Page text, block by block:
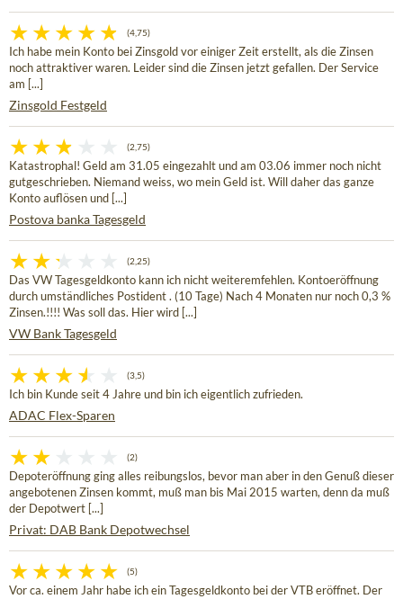
(4,75)
Ich habe mein Konto bei Zinsgold vor einiger Zeit erstellt, als die Zinsen
noch attraktiver waren. Leider sind die Zinsen jetzt gefallen. Der Service
am [...]
Zinsgold Festgeld
(2,75)
Katastrophal! Geld am 31.05 eingezahlt und am 03.06 immer noch nicht
gutgeschrieben. Niemand weiss, wo mein Geld ist. Will daher das ganze
Konto auflösen und [...]
Postova banka Tagesgeld
(2,25)
Das VW Tagesgeldkonto kann ich nicht weiteremfehlen. Kontoeröffnung
durch umständliches Postident . (10 Tage) Nach 4 Monaten nur noch 0,3 %
Zinsen.!!!! Was soll das. Hier wird [...]
VW Bank Tagesgeld
(3,5)
Ich bin Kunde seit 4 Jahre und bin ich eigentlich zufrieden.
ADAC Flex-Sparen
(2)
Depoteröffnung ging alles reibungslos, bevor man aber in den Genuß dieser
angebotenen Zinsen kommt, muß man bis Mai 2015 warten, denn da muß
der Depotwert [...]
Privat: DAB Bank Depotwechsel
(5)
Vor ca. einem Jahr habe ich ein Tagesgeldkonto bei der VTB eröffnet. Der